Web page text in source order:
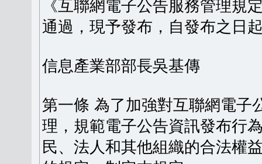
《互聯網電子公告服務管理規
通過，現予發布，自發布之日
信息產業部部長吳基傳
第一條 為了加強對互聯網電子
理，規範電子公告資訊發布行
民、法人和其他組織的合法權